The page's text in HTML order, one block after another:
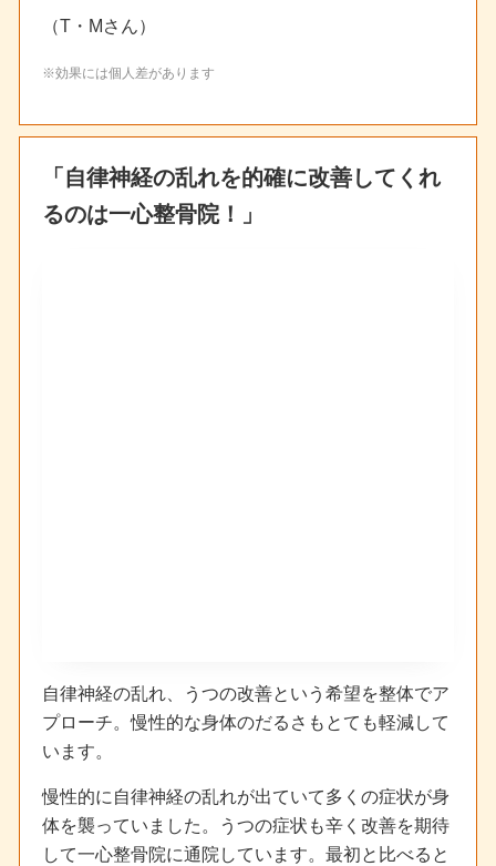
（T・Mさん）
※効果には個人差があります
「自律神経の乱れを的確に改善してくれ
るのは一心整骨院！」
自律神経の乱れ、うつの改善という希望を整体でア
プローチ。慢性的な身体のだるさもとても軽減して
います。
慢性的に自律神経の乱れが出ていて多くの症状が身
体を襲っていました。うつの症状も辛く改善を期待
して一心整骨院に通院しています。最初と比べると